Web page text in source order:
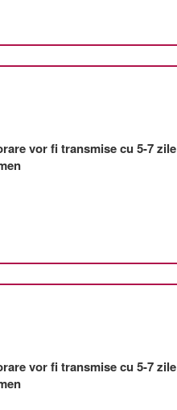
vor fi transmise cu 5-7 zile
vor fi transmise cu 5-7 zile